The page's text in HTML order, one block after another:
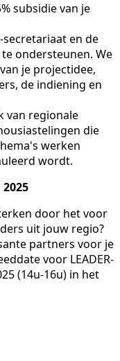
subsidie van je
secretariaat en de
ondersteunen. We
je projectidee,
de indiening en
van regionale
die
werken
wordt.
door het voor
uit jouw regio?
partners voor je
voor LEADER-
(14u-16u) in het